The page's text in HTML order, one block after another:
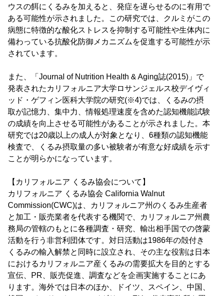
ウスの餌にくるみを加えると、発症を遅らせるのに有用で
ある可能性が示されました。この研究では、クルミがこの
病態に特徴的な酸化ストレスを抑制する可能性や生体内に
備わっている抗酸化防御メカニズムを促進する可能性が示
されています。
また、「Journal of Nutrition Health & Aging誌(2015)」で
発表されたカリフォルニア大学ロサンジェルス校デイヴィ
ッド・ゲフィン医科大学院の研究(※4)では、くるみの摂
取が記憶力、集中力、情報処理速度を含めた認知機能試験
の成績を向上させる可能性があることが示されました。本
研究では20歳以上の成人が対象となり、6種類の認知機能
検査で、くるみ摂取量の多い被験者が有意な好成績を示す
ことが明らかになっています。
【カリフォルニア くるみ協会について】
カリフォルニア くるみ協会 California Walnut
Commission(CWC)は、カリフォルニア州のくるみ生産者
と加工・販売業者を代表する機関で、カリフォルニア州農
務局の管轄のもとに各種調査・研究、輸出相手国での啓蒙
活動を行う非営利団体です。対日活動は1986年の殻付き
くるみの輸入解禁と同時に設立され、その主な役割は日本
におけるカリフォルニア産くるみの需要拡大を目的とする
宣伝、PR、販売促進、調査などを企画実施することにあ
ります。海外では日本のほか、ドイツ、スペイン、中国、